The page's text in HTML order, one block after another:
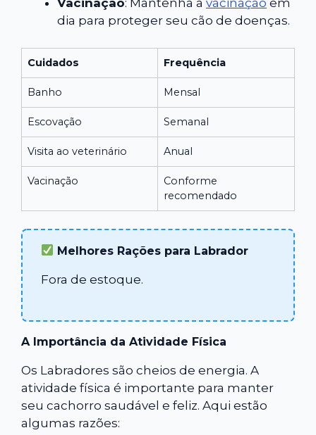
Vacinação: Mantenha a vacinação em
dia para proteger seu cão de doenças.
Cuidados Frequência
Banho Mensal
Escovação Semanal
Visita ao veterinário Anual
Vacinação
Conforme
recomendado
Melhores Rações para Labrador
Fora de estoque.
A Importância da Atividade Física
Os Labradores são cheios de energia. A
atividade física é importante para manter
seu cachorro saudável e feliz. Aqui estão
algumas razões: